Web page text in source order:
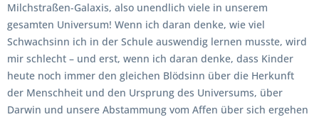
Milchstraßen-Galaxis, also unendlich viele in unserem
gesamten Universum! Wenn ich daran denke, wie viel
Schwachsinn ich in der Schule auswendig lernen musste, wird
mir schlecht – und erst, wenn ich daran denke, dass Kinder
heute noch immer den gleichen Blödsinn über die Herkunft
der Menschheit und den Ursprung des Universums, über
Darwin und unsere Abstammung vom Affen über sich ergehen